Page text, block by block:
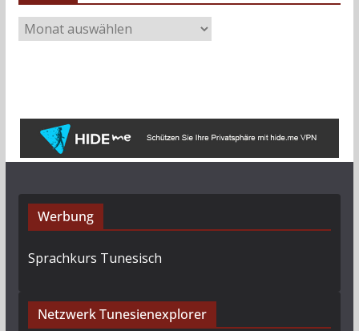
r
Werbung
Sprachkurs Tunesisch
Netzwerk Tunesienexplorer